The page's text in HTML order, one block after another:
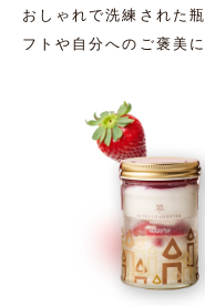
おしゃれで洗練された
フトや自分へのご褒美